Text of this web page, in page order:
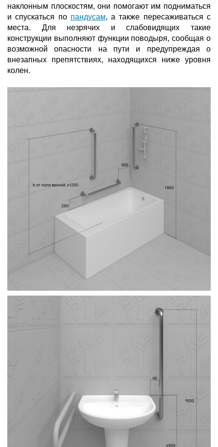
наклонным плоскостям, они помогают им подниматься
и спускаться по пандусам, а также пересаживаться с
места. Для незрячих и слабовидящих такие
конструкции выполняют функции поводыря, сообщая о
возможной опасности на пути и предупреждая о
внезапных препятствиях, находящихся ниже уровня
колен.